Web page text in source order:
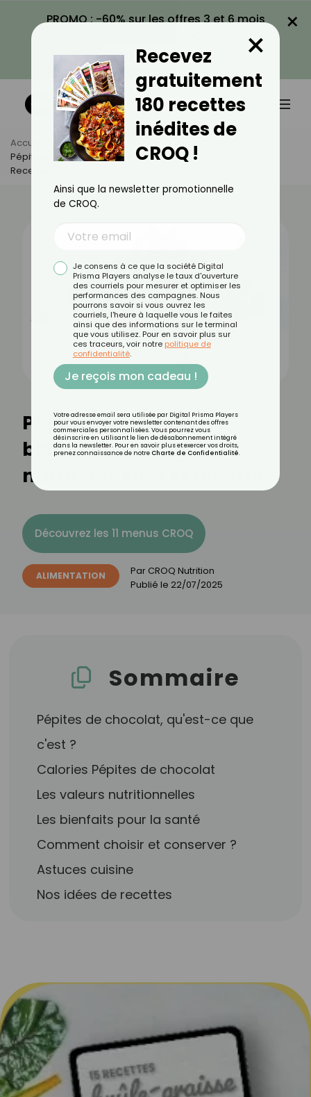
PROMO : -60% sur les offres 3 et 6 mois
VOIR LA PROMO
×
Accueil Actus
Alimentation
Pépites De Chocolat : Bienfaits, Valeurs Nutritionnelles Et
Recettes
Pépites de chocolat :
bienfaits, valeurs
nutritionnelles et recettes
Découvrez les 11 menus CROQ
ALIMENTATION Par CROQ Nutrition
Publié le 22/07/2025
Sommaire
Pépites de chocolat, qu'est-ce que
c'est ?
Calories Pépites de chocolat
Les valeurs nutritionnelles
Les bienfaits pour la santé
Comment choisir et conserver ?
Astuces cuisine
Nos idées de recettes
Recevez
gratuitement
180 recettes
inédites de
CROQ !
×
Ainsi que la newsletter promotionnelle
de CROQ.
Je consens à ce que la société Digital
Prisma Players analyse le taux d'ouverture
des courriels pour mesurer et optimiser les
performances des campagnes. Nous
pourrons savoir si vous ouvrez les
courriels, l'heure à laquelle vous le faites
ainsi que des informations sur le terminal
que vous utilisez. Pour en savoir plus sur
ces traceurs, voir notre politique de
confidentialité.
Je reçois mon cadeau !
Votre adresse email sera utilisée par Digital Prisma Players
pour vous envoyer votre newsletter contenant des offres
commerciales personnalisées. Vous pourrez vous
désinscrire en utilisant le lien de désabonnement intégré
dans la newsletter. Pour en savoir plus et exercer vos droits,
prenez connaissance de notre Charte de Confidentialité.